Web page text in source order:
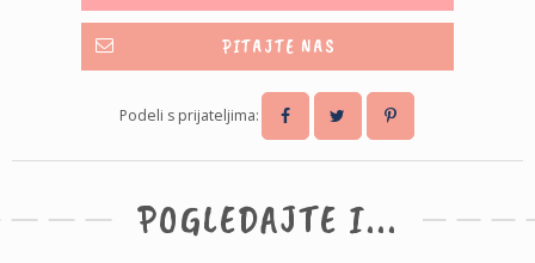
PITAJTE NAS
Podeli s prijateljima:
POGLEDAJTE I...